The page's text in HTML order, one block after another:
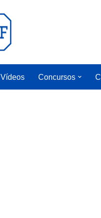
Vídeos Concursos